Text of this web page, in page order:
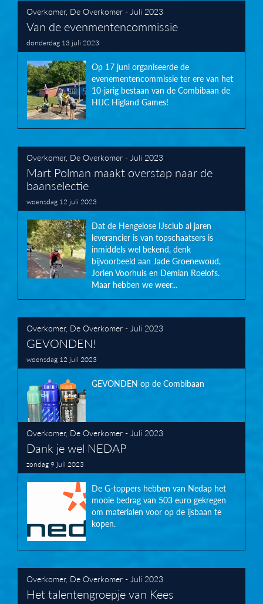
Overkomer, De Overkomer - Juli 2023
Van de evenmentencommissie
donderdag 13 juli 2023
Op 17 juni organiseerde de
evenementencommissie ter ere van het
10-jarig bestaan van de Combibaan de
HIJC Higland Games!
Overkomer, De Overkomer - Juli 2023
Mart Polman maakt overstap naar de
baanselectie
woensdag 12 juli 2023
Dat de Hengelose IJsclub al jaren
leverancier is van topschaatsers is
inmiddels wel bekend, denk
bijvoorbeeld aan Jade Groenewoud,
Jorien Voorhuis en Demian Roelofs.
Maar hebben we weer...
Overkomer, De Overkomer - Juli 2023
GEVONDEN!
woensdag 12 juli 2023
GEVONDEN op de Combibaan
Overkomer, De Overkomer - Juli 2023
Dank je wel NEDAP
zondag 9 juli 2023
De G-toppers hebben van Nedap het
mooie bedrag van 503 euro gekregen
om materialen voor op de ijsbaan te
kopen.
Overkomer, De Overkomer - Juli 2023
Het talentengroepje van Kees